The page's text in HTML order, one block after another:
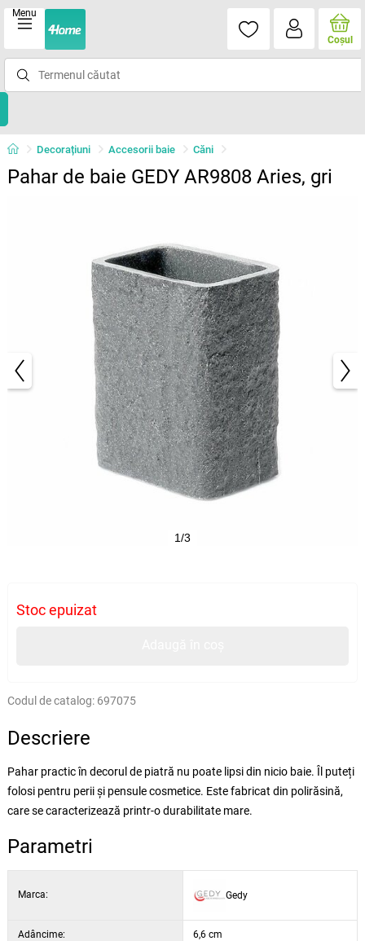
Menu
Coşul
Decorațiuni Accesorii baie Căni
Pahar de baie GEDY AR9808 Aries, gri
1/3
Stoc epuizat
Codul de catalog: 697075
Descriere
Pahar practic în decorul de piatră nu poate lipsi din nicio baie. Îl puteți
folosi pentru perii și pensule cosmetice. Este fabricat din polirăsină,
care se caracterizează printr-o durabilitate mare.
Parametri
Marca: Gedy
Adâncime: 6,6 cm